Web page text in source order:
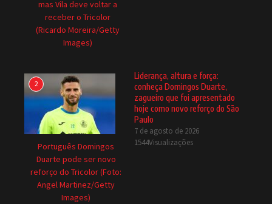
mas Vila deve voltar a
receber o Tricolor
(Ricardo Moreira/Getty
Images)
2
Português Domingos
Duarte pode ser novo
reforço do Tricolor (Foto:
Angel Martinez/Getty
Images)
Liderança, altura e força:
conheça Domingos Duarte,
zagueiro que foi apresentado
hoje como novo reforço do São
Paulo
7 de agosto de 2026
1544Visualizações